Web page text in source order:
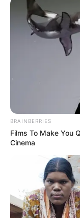
ANS le
PMU du
Paris-
Magazine…
Le pronostic
du jour par 24
hippique. Le
BILTO.FR: 11 – 9
Dauphiné-
Equidia-Live: 4
Europe1: 9 – 4 –
GENY-
BRAINBERRIES
Films To Make You
Cinema